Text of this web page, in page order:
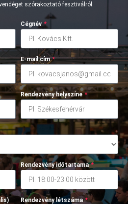
szórakoztató fesztiválról.
Cégnév *
E-mail cím *
Rendezvény helyszíne *
Rendezvény időtartama *
Rendezvény létszáma *